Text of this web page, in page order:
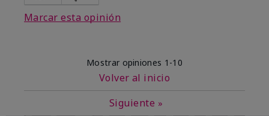
Marcar esta opinión
Mostrar opiniones 1-10
Volver al inicio
Siguiente »